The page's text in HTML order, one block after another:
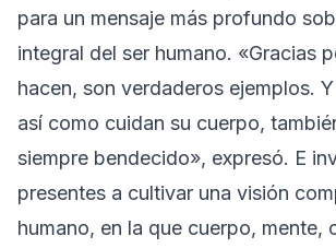
para un mensaje más profundo
integral del ser humano. «Gracias
hacen, son verdaderos ejemplos.
así como cuidan su cuerpo,
siempre bendecido», expresó. E
presentes a cultivar una visión
humano, en la que cuerpo, mente,